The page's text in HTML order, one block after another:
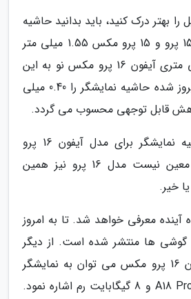
را بهتر درک کنید، باید بدانید حاشیه
های نمایشگر آیفون 15 پرو و 15 پرو مکس 1.55 میلی متر
بود. حاشیه 1.15 میلی متری آیفون 16 پرو مکس نو به این
معنی است که اپل پیروز شده حاشیه نمایشگر را 0.40 میلی
قابل توجهی محسوب می گردد.
البته این اندازه حاشیه نمایشگر برای مدل آیفون 16 پرو
مکس است و هنوز معین نیست مدل 16 پرو نیز همین
خیر.
16 اپل ماه آینده معرفی خواهد شد. تا به امروز
گوشی ها منتشر شده است. از دیگر
معینات احتمالی آیفون 16 پرو مکس می توان به نمایشگر
6.9 اینچی، پردازنده A18 Pro و 8 گیگابایت رم اشاره نمود.